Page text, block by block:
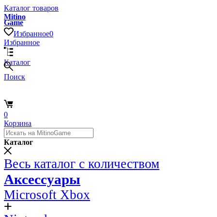
Каталог товаров
Mitino
Game
Избранное0
Избранное
Каталог
Поиск
0
Корзина
Каталог
Весь каталог с количеством
Аксессуары
Microsoft Xbox